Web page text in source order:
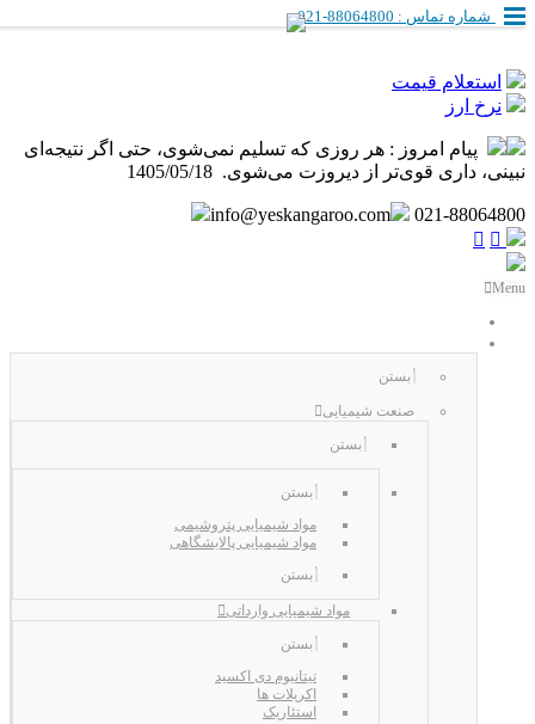
شماره تماس : 88064800-021
استعلام قیمت
نرخ ارز
پیام امروز : هر روزی که تسلیم نمی‌شوی، حتی اگر نتیجه‌ای
نبینی، داری قوی‌تر از دیروزت می‌شوی. ️ 1405/05/18
info@yeskangaroo.com 021-88064800
Menu
بستن
صنعت شیمیایی
بستن
بستن
مواد شیمیایی پتروشیمی
مواد شیمیایی پالایشگاهی
بستن
مواد شیمیایی وارداتی
بستن
تیتانیوم دی اکسید
اکریلات ها
استئاریک